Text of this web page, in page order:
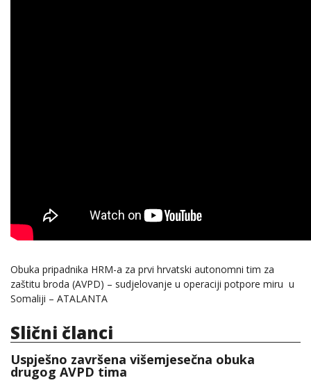
Obuka pripadnika HRM-a za prvi hrvatski autonomni tim za
zaštitu broda (AVPD) – sudjelovanje u operaciji potpore miru u
Somaliji – ATALANTA
Slični članci
Uspješno završena višemjesečna obuka
drugog AVPD tima